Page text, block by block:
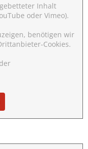
Inhalt
oder Vimeo).
benötigen wir
Cookies.